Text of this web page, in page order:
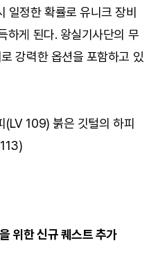
일정한 확률로 유니크 장비
하게 된다. 왕실기사단의 무
강력한 옵션을 포함하고 있
109) 붉은 깃털의 하피
위한 신규 퀘스트 추가